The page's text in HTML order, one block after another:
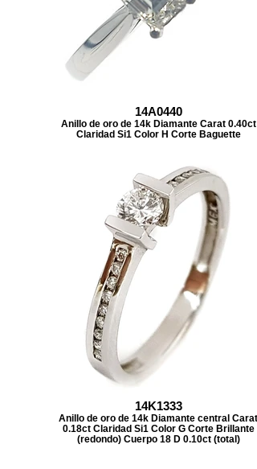
14A0440
Anillo de oro de 14k Diamante Carat 0.40ct
Claridad Si1 Color H Corte Baguette
14K1333
Anillo de oro de 14k Diamante central Carat
0.18ct Claridad Si1 Color G Corte Brillante
(redondo) Cuerpo 18 D 0.10ct (total)